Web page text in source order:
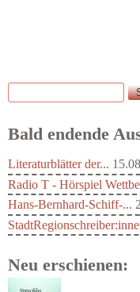
Suchformular
Suche
Bald endende
Literaturblätter der...
Radio T - Hörspiel
Hans-Bernhard-Schiff-...
Neu erschienen: